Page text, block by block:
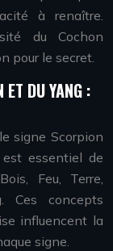
à renaître.
du Cochon
pour le secret.
ET DU YANG :
signe Scorpion
essentiel de
Feu, Terre,
concepts
influencent la
signe.